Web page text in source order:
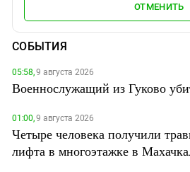
ОТМЕНИТЬ
СОБЫТИЯ
05:58,9 августа 2026
Военнослужащий из Гуково
01:00,9 августа 2026
Четыре человека получили
лифта в многоэтажке в